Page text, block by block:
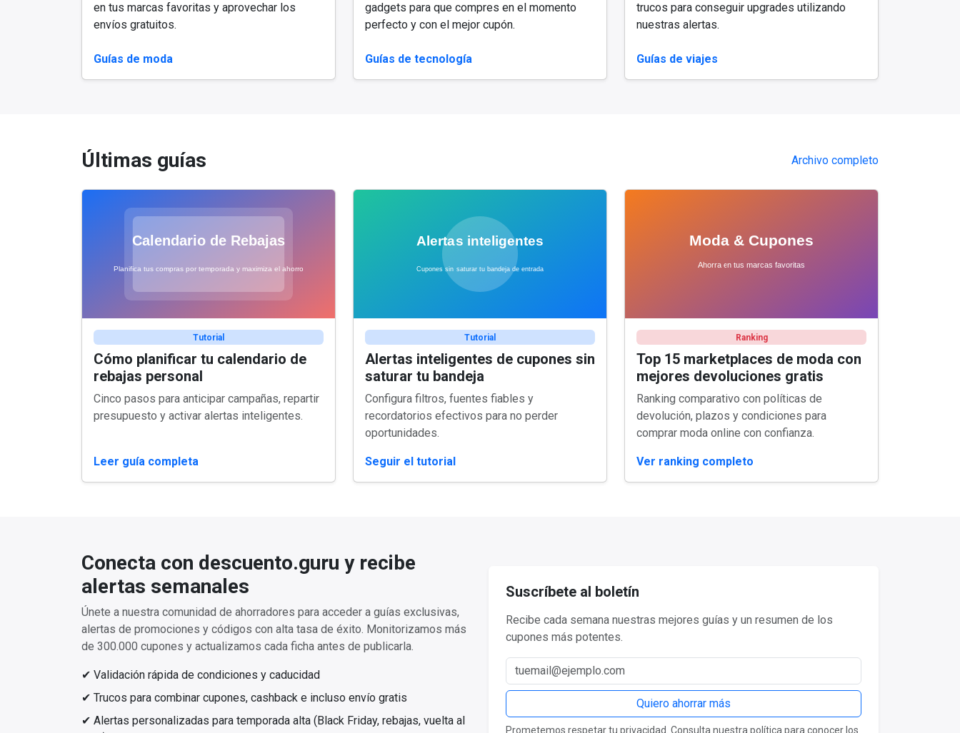
en tus marcas favoritas y aprovechar los
envíos gratuitos.
Guías de moda
gadgets para que compres en el momento
perfecto y con el mejor cupón.
Guías de tecnología
trucos para conseguir upgrades utilizando
nuestras alertas.
Guías de viajes
Últimas guías Archivo completo
Tutorial
Cómo planificar tu calendario de
rebajas personal
Cinco pasos para anticipar campañas, repartir
presupuesto y activar alertas inteligentes.
Leer guía completa
Tutorial
Alertas inteligentes de cupones sin
saturar tu bandeja
Configura filtros, fuentes fiables y
recordatorios efectivos para no perder
oportunidades.
Seguir el tutorial
Ranking
Top 15 marketplaces de moda con
mejores devoluciones gratis
Ranking comparativo con políticas de
devolución, plazos y condiciones para
comprar moda online con confianza.
Ver ranking completo
Conecta con descuento.guru y recibe
alertas semanales
Únete a nuestra comunidad de ahorradores para acceder a guías exclusivas,
alertas de promociones y códigos con alta tasa de éxito. Monitorizamos más
de 300.000 cupones y actualizamos cada ficha antes de publicarla.
✔ Validación rápida de condiciones y caducidad
✔ Trucos para combinar cupones, cashback e incluso envío gratis
✔ Alertas personalizadas para temporada alta (Black Friday, rebajas, vuelta al
Suscríbete al boletín
Recibe cada semana nuestras mejores guías y un resumen de los
cupones más potentes.
Correo electrónico
Quiero ahorrar más
Prometemos respetar tu privacidad. Consulta nuestra política para conocer los